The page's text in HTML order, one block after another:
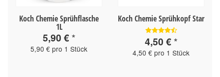
Koch Chemie Sprühflasche
1L
5,90 €*
5,90 € pro 1 Stück
Koch Chemie Sprühkopf Star
4,50 €*
4,50 € pro 1 Stück